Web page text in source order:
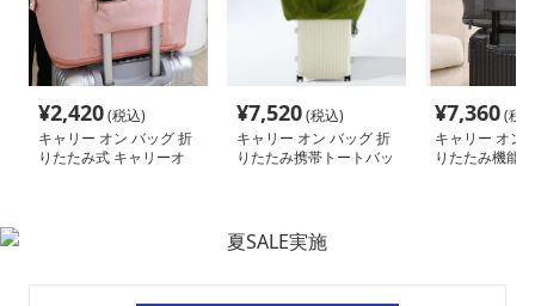
¥2,420(税込)
キャリー オン バッグ 折
りたたみ式 キャリーオ
¥7,520(税込)
キャリー オン バッグ 折
りたたみ携帯トートバッ
¥7,360(税
キャリー オン
りたたみ機能